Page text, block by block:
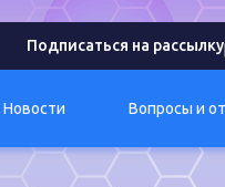
Подписаться на рассылку
Новости Вопросы и